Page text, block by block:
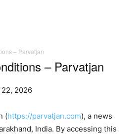
– Parvatjan
– Parvatjan
2026
(https://parvatjan.com), a news
India. By accessing this